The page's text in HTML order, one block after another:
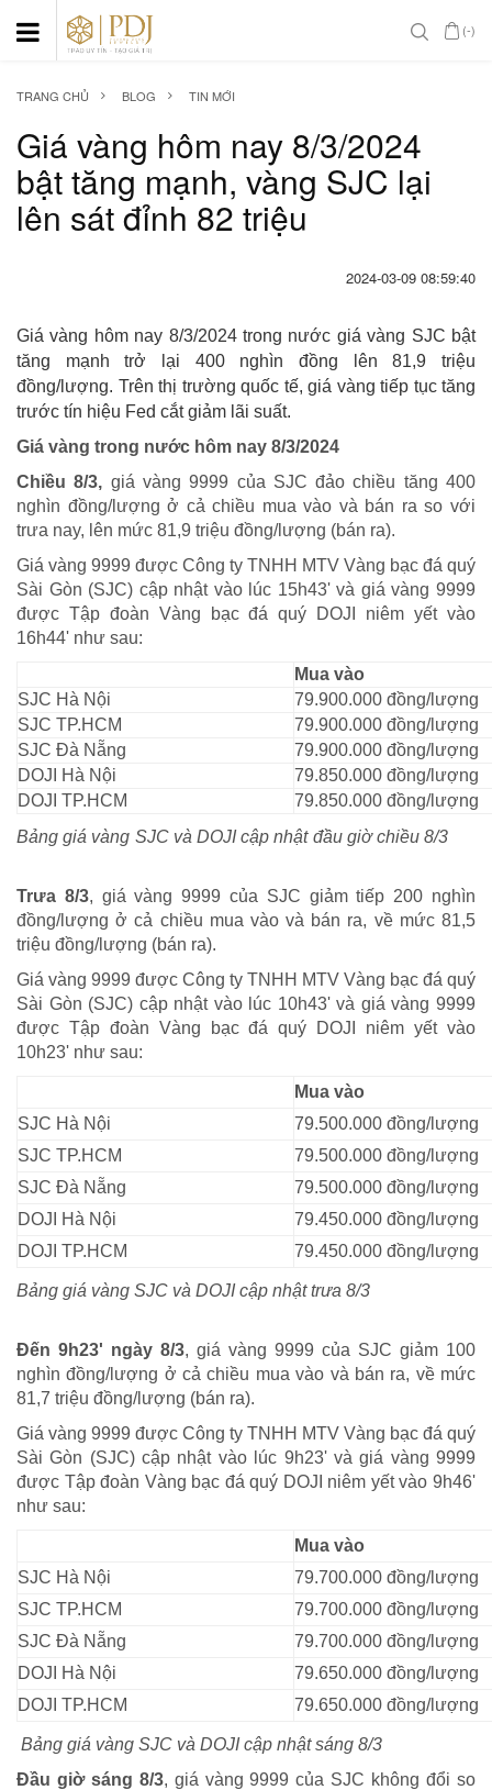
(-)
TRANG CHỦ BLOG TIN MỚI
Giá vàng hôm nay 8/3/2024
bật tăng mạnh, vàng SJC lại
lên sát đỉnh 82 triệu
2024-03-09 08:59:40
Giá vàng hôm nay 8/3/2024 trong nước giá vàng SJC bật
tăng mạnh trở lại 400 nghìn đồng lên 81,9 triệu
đồng/lượng. Trên thị trường quốc tế, giá vàng tiếp tục tăng
trước tín hiệu Fed cắt giảm lãi suất.
Giá vàng trong nước hôm nay 8/3/2024
Chiều 8/3, giá vàng 9999 của SJC đảo chiều tăng 400
nghìn đồng/lượng ở cả chiều mua vào và bán ra so với
trưa nay, lên mức 81,9 triệu đồng/lượng (bán ra).
Giá vàng 9999 được Công ty TNHH MTV Vàng bạc đá quý
Sài Gòn (SJC) cập nhật vào lúc 15h43' và giá vàng 9999
được Tập đoàn Vàng bạc đá quý DOJI niêm yết vào
16h44' như sau:
Mua vào
SJC Hà Nội
79.900.000 đồng/lượng
SJC TP.HCM
79.900.000 đồng/lượng
SJC Đà Nẵng
79.900.000 đồng/lượng
DOJI Hà Nội
79.850.000 đồng/lượng
DOJI TP.HCM
79.850.000 đồng/lượng
Bảng giá vàng SJC và DOJI cập nhật đầu giờ chiều 8/3
Trưa 8/3, giá vàng 9999 của SJC giảm tiếp 200 nghìn
đồng/lượng ở cả chiều mua vào và bán ra, về mức 81,5
triệu đồng/lượng (bán ra).
Giá vàng 9999 được Công ty TNHH MTV Vàng bạc đá quý
Sài Gòn (SJC) cập nhật vào lúc 10h43' và giá vàng 9999
được Tập đoàn Vàng bạc đá quý DOJI niêm yết vào
10h23' như sau:
Mua vào
SJC Hà Nội
79.500.000 đồng/lượng
SJC TP.HCM
79.500.000 đồng/lượng
SJC Đà Nẵng
79.500.000 đồng/lượng
DOJI Hà Nội
79.450.000 đồng/lượng
DOJI TP.HCM
79.450.000 đồng/lượng
Bảng giá vàng SJC và DOJI cập nhật trưa 8/3
Đến 9h23' ngày 8/3, giá vàng 9999 của SJC giảm 100
nghìn đồng/lượng ở cả chiều mua vào và bán ra, về mức
81,7 triệu đồng/lượng (bán ra).
Giá vàng 9999 được Công ty TNHH MTV Vàng bạc đá quý
Sài Gòn (SJC) cập nhật vào lúc 9h23' và giá vàng 9999
được Tập đoàn Vàng bạc đá quý DOJI niêm yết vào 9h46'
như sau:
Mua vào
SJC Hà Nội
79.700.000 đồng/lượng
SJC TP.HCM
79.700.000 đồng/lượng
SJC Đà Nẵng
79.700.000 đồng/lượng
DOJI Hà Nội
79.650.000 đồng/lượng
DOJI TP.HCM
79.650.000 đồng/lượng
Bảng giá vàng SJC và DOJI cập nhật sáng 8/3
Đầu giờ sáng 8/3, giá vàng 9999 của SJC không đổi so